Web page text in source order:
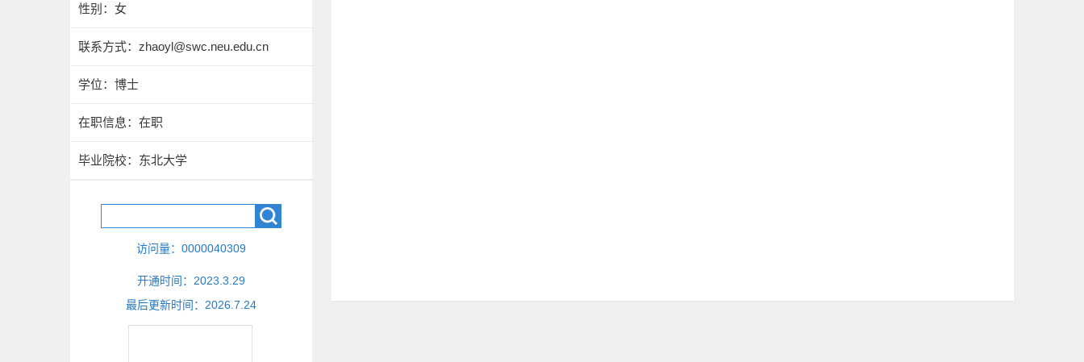
性别：女
联系方式： zhaoyl@swc.neu.edu.cn
学位：博士
在职信息：在职
毕业院校：东北大学
访问量： 0000040309
开通时间： 2023 3 29
最后更新时间： 2026 7 24